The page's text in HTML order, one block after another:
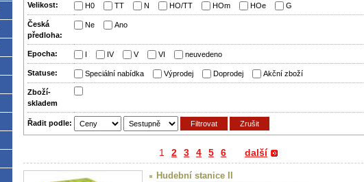
Velikost: H0 TT N HO/TT HOm HOe G
Česká
předloha:
Ne Ano
Epocha: IV V VI neuvedeno
Statuse: Speciální nabídka Výprodej Doprodej Akční zboží
Zboží­
skladem
Řadit podle:
1 2 3 4 5 6 další
Hudební stanice II